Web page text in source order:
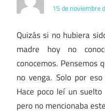
15 de noviembre
Quizás si no hubiera
madre hoy no
conocemos. Pensemos
no venga. Solo por
Hace poco leí un
pero no mencionaba